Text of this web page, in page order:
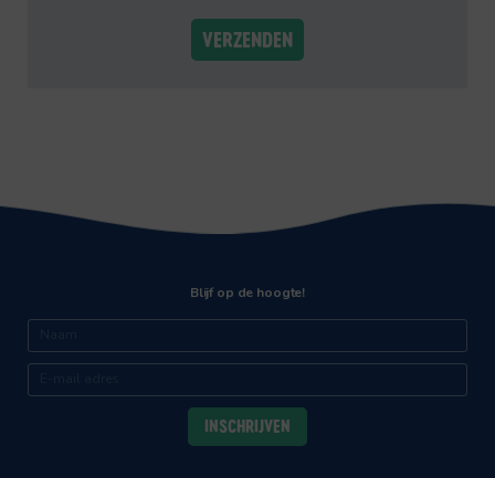
VERZENDEN
Blijf op de hoogte!